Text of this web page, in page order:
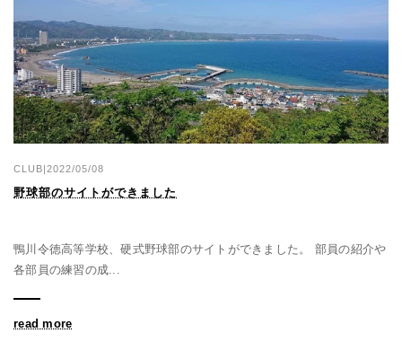
CLUB|2022/05/08
野球部のサイトができました
鴨川令徳高等学校、硬式野球部のサイトができました。 部員の紹介や
各部員の練習の成...
read more